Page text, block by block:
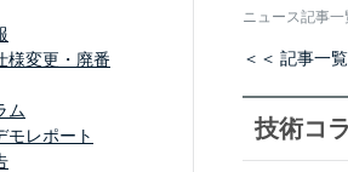
様変更・廃番
ム
モレポート
ニュース記事一
＜＜ 記事一
技術コ